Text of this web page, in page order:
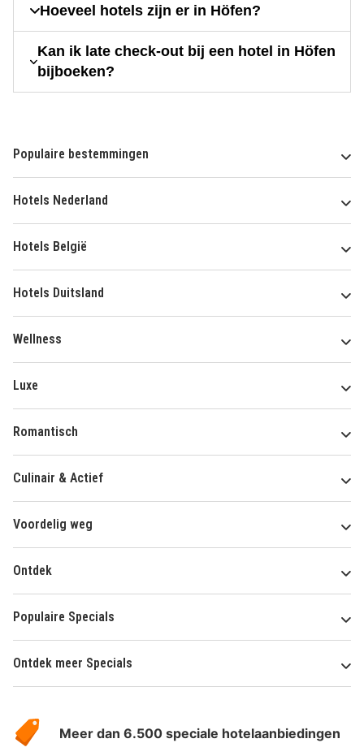
Hoeveel hotels zijn er in Höfen?
Kan ik late check-out bij een hotel in Höfen
bijboeken?
Populaire bestemmingen
Hotels Nederland
Hotels België
Hotels Duitsland
Wellness
Luxe
Romantisch
Culinair & Actief
Voordelig weg
Ontdek
Populaire Specials
Ontdek meer Specials
HotelSpecials
Meer dan 6.500 speciale hotelaanbiedingen